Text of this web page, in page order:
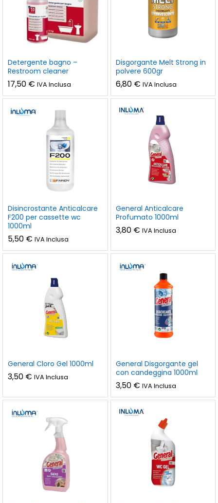
Detergente bagno –
Restroom cleaner
17,50 € IVA Inclusa
Disgorgante Melt Strong in
polvere 600gr
6,80 € IVA Inclusa
Disincrostante Anticalcare
F200 per cassette wc
1000ml
5,50 € IVA Inclusa
General Anticalcare
Profumato 1000ml
3,80 € IVA Inclusa
General Cloro Gel 1000ml
3,50 € IVA Inclusa
General Disgorgante gel
con candeggina 1000ml
3,50 € IVA Inclusa